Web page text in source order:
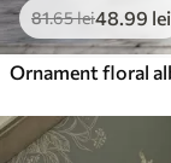
81.65lei48.99 lei